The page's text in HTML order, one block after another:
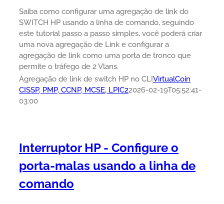
Saiba como configurar uma agregação de link do
SWITCH HP usando a linha de comando, seguindo
este tutorial passo a passo simples, você poderá criar
uma nova agregação de Link e configurar a
agregação de link como uma porta de tronco que
permite o tráfego de 2 Vlans.
Agregação de link de switch HP no CLIVirtualCoin
CISSP, PMP, CCNP, MCSE, LPIC22026-02-19T05:52:41-
03:00
Interruptor HP - Configure o
porta-malas usando a linha de
comando